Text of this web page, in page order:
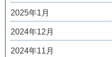
2025年1月
2024年12月
2024年11月